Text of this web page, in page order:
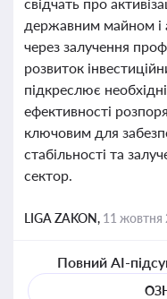
державним майном і
через залучення
розвиток
підкреслює
ефективності
ключовим для
стабільності та
сектор.
LIGA ZAKON, 11 жовтня
Повний AI-